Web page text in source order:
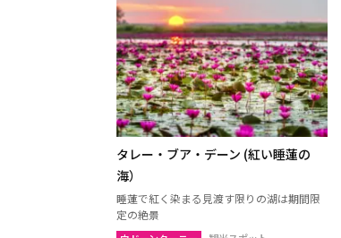
タレー・ブア・デーン (紅い睡蓮の
海）
睡蓮で紅く染まる見渡す限りの湖は期間限
定の絶景